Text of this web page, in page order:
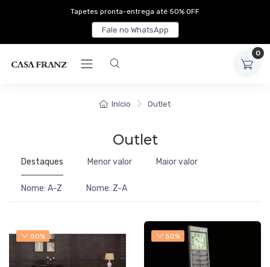
Tapetes pronta-entrega até 50% OFF
Fale no WhatsApp
0
Início Outlet
Outlet
Destaques Menor valor Maior valor
Nome: A-Z Nome: Z-A
50% 50%